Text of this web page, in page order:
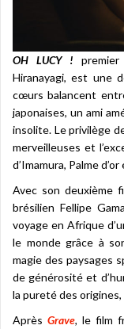
OH LUCY !
Hiranayagi, est une
cœurs balancent
japonaises, un ami
insolite. Le privilège
merveilleuses et
d’Imamura, Palme
Avec son deuxième
brésilien Fellipe
voyage en Afrique
le monde grâce à
magie des paysages
de générosité et
la pureté des
AprèsGrave,le film